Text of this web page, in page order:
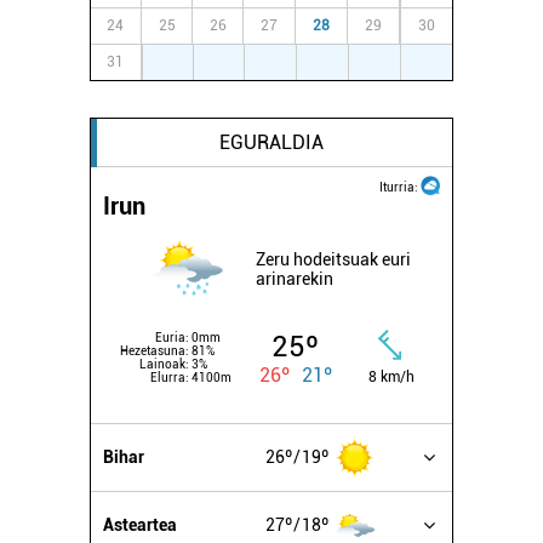
24 25 26 27 28 29 30
31
EGURALDIA
Iturria:
Irun
Zeru hodeitsuak euri
arinarekin
Euria: 0mm
Hezetasuna: 81%
Lainoak: 3%
Elurra: 4100m
25º
26º 21º 8 km/h
Bihar 26º 19º
Asteartea 27º 18º